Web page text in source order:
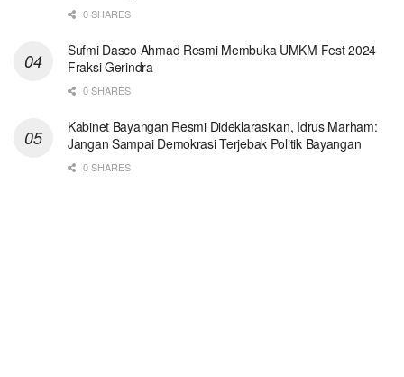
0 SHARES
Sufmi Dasco Ahmad Resmi Membuka UMKM Fest 2024
Fraksi Gerindra
0 SHARES
Kabinet Bayangan Resmi Dideklarasikan, Idrus Marham:
Jangan Sampai Demokrasi Terjebak Politik Bayangan
0 SHARES